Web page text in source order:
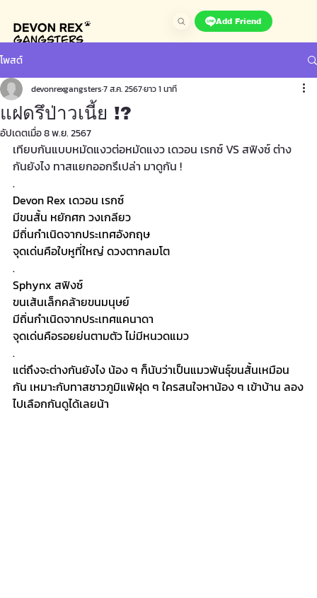
Add Friend
โพสต์
แฝดรึป่าวเนี้ย !?
devonrexgangsters7 ส.ค. 2567ยาว 1 นาที
อัปเดตเมื่อ8 พ.ย. 2567
เทียบกันแบบหมัดแงวต่อหมัดแงว เดวอน เรกซ์ VS สฟิงซ์ ต่าง
กันยังไง ทาสแยกออกรึเปล่า มาดูกัน !
.
Devon Rex เดวอน เรกซ์
มีขนสั้น หยักศก วงเกลียว
มีถิ่นกำเนิดจากประเทศอังกฤษ
จุดเด่นคือใบหูที่ใหญ่ ดวงตากลมโต
.
Sphynx สฟิงซ์
ขนเส้นเล็กคล้ายขนมนุษย์
มีถิ่นกำเนิดจากประเทศแคนาดา
จุดเด่นคือรอยย่นตามตัว ไม่มีหนวดแมว
.
แต่ถึงจะต่างกันยังไง น้อง ๆ ก็นับว่าเป็นแมวพันธุ์ขนสั้นเหมือน
กัน เหมาะกับทาสชาวภูมิแพ้ฝุด ๆ ใครสนใจหาน้อง ๆ เข้าบ้าน ลอง
ไปเลือกกันดูได้เลยน้า